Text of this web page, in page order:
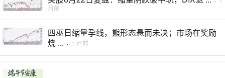
月前
四巫日缩量孕线，熊形态悬而未决；市场在奖励
烧 ... · 1 月前